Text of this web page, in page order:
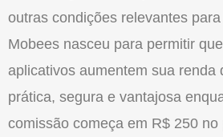
outras condições relevantes
Mobees nasceu para permitir
aplicativos aumentem sua renda
prática, segura e vantajosa
comissão começa em R$ 250